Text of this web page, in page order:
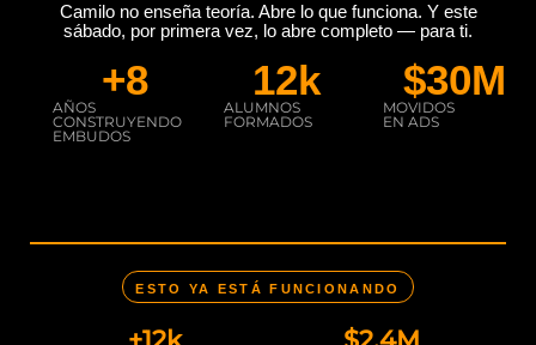
Camilo no enseña teoría. Abre lo que funciona. Y este
sábado, por primera vez, lo abre completo — para ti.
AÑOS
CONSTRUYENDO
EMBUDOS
+8
ALUMNOS
FORMADOS
12k
MOVIDOS
EN ADS
$30M
ESTO YA ESTÁ FUNCIONANDO